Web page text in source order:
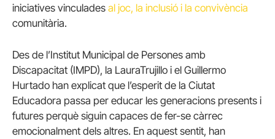
iniciatives vinculades al joc, la inclusió i la convivència
comunitària.
Des de l’Institut Municipal de Persones amb
Discapacitat (IMPD), la LauraTrujillo i el Guillermo
Hurtado han explicat que l’esperit de la Ciutat
Educadora passa per educar les generacions presents i
futures perquè siguin capaces de fer-se càrrec
emocionalment dels altres. En aquest sentit, han